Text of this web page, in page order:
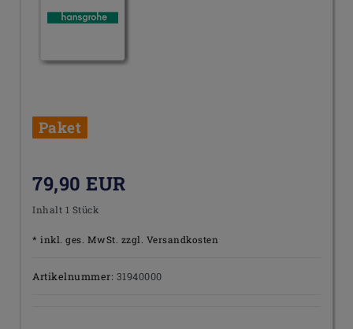
Paket
79,90 EUR
Inhalt 1 Stück
* inkl. ges. MwSt. zzgl. Versandkosten
Artikelnummer: 31940000